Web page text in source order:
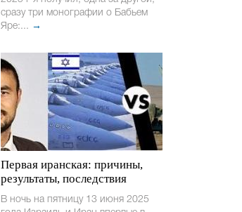
сразу три монографии о Бабьем
Яре:... →
Первая иранская: причины,
результаты, последствия
В ночь на пятницу 13 июня 2025